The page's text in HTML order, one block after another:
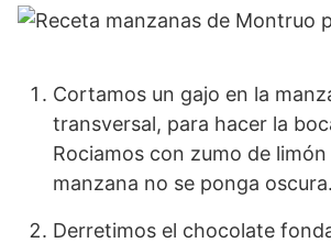
Cortamos un gajo en la
transversal, para hacer la
Rociamos con zumo de limón
manzana no se ponga oscura.
Derretimos el chocolate